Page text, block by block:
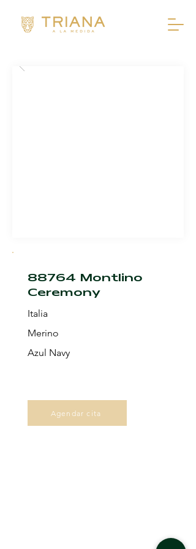
88764 Montlino
Ceremony
Italia
Merino
Azul Navy
Agendar cita